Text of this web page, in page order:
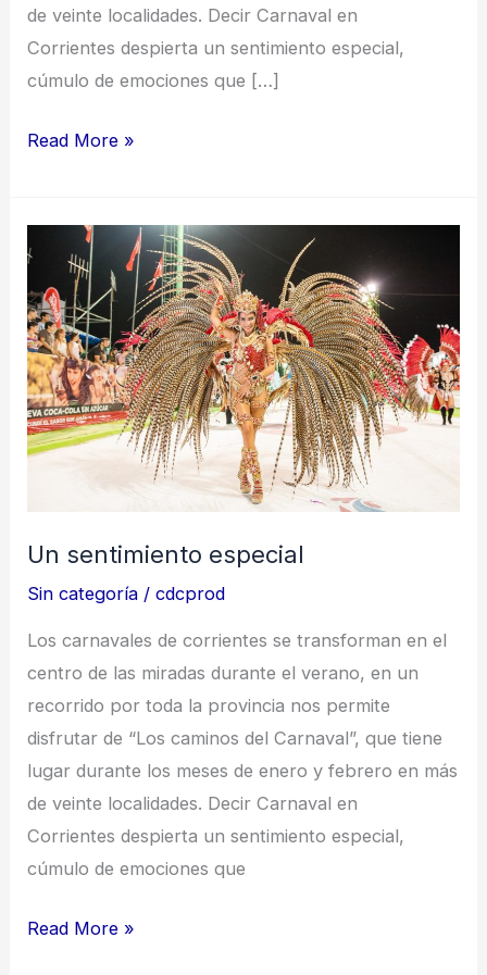
de veinte localidades. Decir Carnaval en
Corrientes despierta un sentimiento especial,
cúmulo de emociones que […]
Read More »
Un sentimiento especial
Sin categoría /cdcprod
Los carnavales de corrientes se transforman en el
centro de las miradas durante el verano, en un
recorrido por toda la provincia nos permite
disfrutar de “Los caminos del Carnaval”, que tiene
lugar durante los meses de enero y febrero en más
de veinte localidades. Decir Carnaval en
Corrientes despierta un sentimiento especial,
cúmulo de emociones que
sentimiento
especial
Read More »